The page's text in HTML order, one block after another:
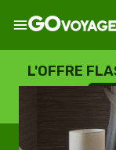
L'OFFRE
--
JOURS